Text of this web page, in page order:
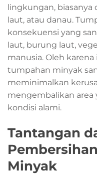
lingkungan, biasanya
laut, atau danau.
konsekuensi yang
laut, burung laut,
manusia. Oleh
tumpahan minyak
meminimalkan
mengembalikan area
kondisi alami.
Tantangan
Minyak